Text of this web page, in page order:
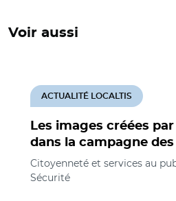
Voir aussi
Les images créées
dans la campagne
ACTUALITÉ LOCALTIS
Citoyenneté et services au
Sécurité